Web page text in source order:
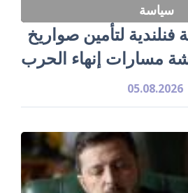
سياسة
فنلندية لتأمين صواريخ
مسارات إنهاء الحرب
05.08.2026